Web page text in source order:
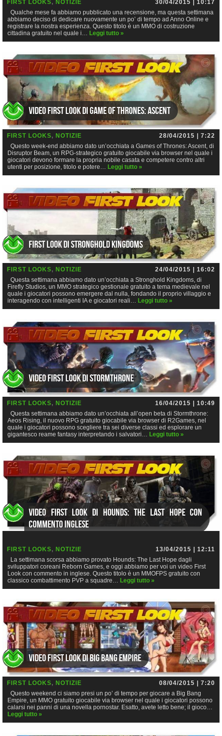
FIRST LOOKS, NOTIZIE
30/04/2015 | 10:17
Qualche mese fa abbiamo pubblicato una recensione, ma questa settimana
abbiamo deciso di dedicare nuovamente un po’ di tempo ad Anno Online e
registrare la nostra esperienza. Questo titolo è un MMO di costruzione
cittadina gratuito nel quale i… Leggi tutto »
Video First Look di Game of Thrones: Ascent
FIRST LOOKS, NOTIZIE
28/04/2015 | 7:22
Questo week-end abbiamo dato un’occhiata a Games of Thrones: Ascent, di
Disruptor Beam, un RPG-strategico gratuito giocabile via browser nel quale i
giocatori devono formare la propria nobile casata e competere contro altri
utenti per posizione, titolo e potere… Leggi tutto »
First Look di Stronghold Kingdoms
FIRST LOOKS, NOTIZIE
24/04/2015 | 16:02
Questa settimana abbiamo dato un’occhiata a Stronghold Kingdoms, di
Firefly Studios, un MMO strategico gestionale gratuito a tema medievale nel
quale i giocatori possono emergere dal nulla, fondando il proprio villaggio e
interagendo con intelligenti IA e giocatori reali… Leggi tutto »
Video First Look di Stormthrone
FIRST LOOKS, NOTIZIE
16/04/2015 | 10:49
Questa settimana abbiamo dato un’occhiata all’open beta di Stormthrone:
Aeos Rising, il nuovo RPG gratuito giocabile via browser di R2Games, nel
quale i giocatori possono scegliere tra sei diverse classi ed esplorare un
gigantesco reame fantasy interpretando i salvatori… Leggi tutto »
Video First Look di Hounds: The Last Hope con
commento inglese
FIRST LOOKS, NOTIZIE
13/04/2015 | 12:11
La settimana scorsa abbiamo provato Hounds: The Last Hope dagli
sviluppatori coreani Reborn Games, e oggi abbiamo per voi un video First
Look con commento in inglese. Questo titolo è un MMOFPS gratuito con
classico combattimento PVP a squadre… Leggi tutto »
Video First Look di Big Bang Empire
FIRST LOOKS, NOTIZIE
08/04/2015 | 7:20
Questo weekend ci siamo presi un po’ di tempo per giocare a Big Bang
Empire, un MMO gratuito giocabile via browser nel quale i giocatori possono
calarsi nei panni di una novella pornostar. Esatto, avete letto bene; il gioco…
Leggi tutto »